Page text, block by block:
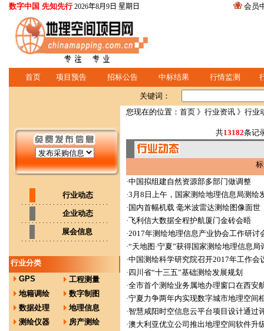
数字中国 先知先行 2026年8月9日 星期日 会员
首页 项目预告 招标公告 中标结果 行情监测
关键词：
行业动态
企业动态
展会信息
行业分类
GPS
工程测量
地籍调绘
数字制图
数据处理
地理信息
测绘仪器
房产测绘
您现在的位置： 首页 》 行业资讯 》行业
共13182条记
·中国拟组建自然资源部多部门做调整
·3月8日上午，国家测绘地理信息局测绘
· 国内首幅机载 毫米波雷达测绘图像面世
·飞利信大数据全程护航厦门金砖会晤
·2017年测绘地理信息产业协会工作研讨
·“天地图·宁夏”获得国家测绘地理信息局
·中国测绘科学研究院召开2017年工作会
·四川省“十三五”基础测绘发展规划
·全市首个测绘业务属地办理窗口在西安
·宁夏力争两年内实现数字城市地理空间
·智慧咸阳时空信息云平台项目设计通过
·澳大利亚优立公司推出地理空间软件升